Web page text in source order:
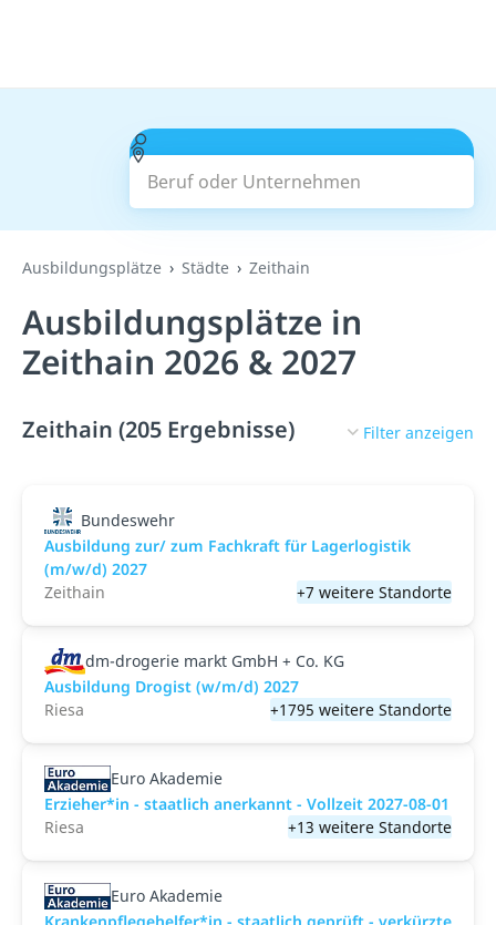
Beruf oder Unternehmen
Suchen
Ausbildungsplätze Städte Zeithain
Ausbildungsplätze in
Zeithain 2026 & 2027
Zeithain (205 Ergebnisse) Filter anzeigen
Bundeswehr
Ausbildung zur/ zum Fachkraft für Lagerlogistik
(m/w/d) 2027
Zeithain
+7 weitere Standorte
dm-drogerie markt GmbH + Co. KG
Ausbildung Drogist (w/m/d) 2027
Riesa
+1795 weitere Standorte
Euro Akademie
Erzieher*in - staatlich anerkannt - Vollzeit 2027-08-01
Riesa
+13 weitere Standorte
Euro Akademie